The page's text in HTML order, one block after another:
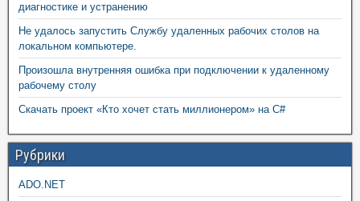
диагностике и устранению
Не удалось запустить Службу удаленных рабочих столов на
локальном компьютере.
Произошла внутренняя ошибка при подключении к удаленному
рабочему столу
Скачать проект «Кто хочет стать миллионером» на C#
Рубрики
ADO.NET